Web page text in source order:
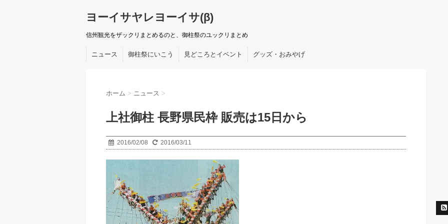
ヨーイサヤレヨーイサ(β)
信州観光をザックリまとめるのと、御柱祭のユックリまとめ
ニュース 御柱祭にいこう 見どころとイベント グッズ・おみやげ
ホーム > ニュース >
上社御柱 長野県民枠 販売は15日から
2016/02/08 2016/03/11